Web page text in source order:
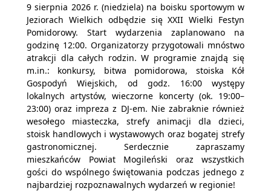
9 sierpnia 2026 r. (niedziela) na boisku sportowym w
Jeziorach Wielkich odbędzie się XXII Wielki Festyn
Pomidorowy. Start wydarzenia zaplanowano na
godzinę 12:00. Organizatorzy przygotowali mnóstwo
atrakcji dla całych rodzin. W programie znajdą się
m.in.: konkursy, bitwa pomidorowa, stoiska Kół
Gospodyń Wiejskich, od godz. 16:00 występy
lokalnych artystów, wieczorne koncerty (ok. 19:00–
23:00) oraz impreza z DJ-em. Nie zabraknie również
wesołego miasteczka, strefy animacji dla dzieci,
stoisk handlowych i wystawowych oraz bogatej strefy
gastronomicznej. Serdecznie zapraszamy
mieszkańców Powiat Mogileński oraz wszystkich
gości do wspólnego świętowania podczas jednego z
najbardziej rozpoznawalnych wydarzeń w regionie!